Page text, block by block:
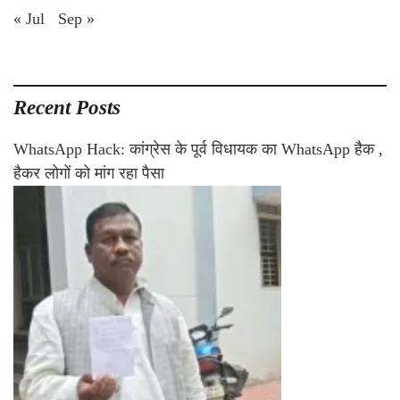
« Jul Sep »
Recent Posts
WhatsApp Hack: कांग्रेस के पूर्व विधायक का WhatsApp हैक ,
हैकर लोगों को मांग रहा पैसा